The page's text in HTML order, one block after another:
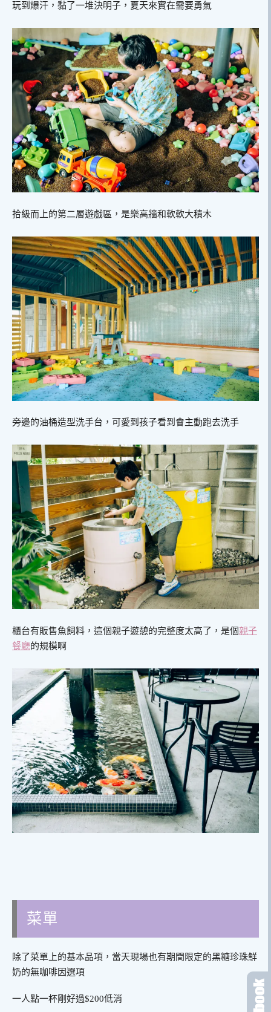
玩到爆汗，黏了一堆決明子，夏天來實在需要勇氣
拾級而上的第二層遊戲區，是樂高牆和軟軟大積木
旁邊的油桶造型洗手台，可愛到孩子看到會主動跑去洗手
櫃台有販售魚飼料，這個親子遊憩的完整度太高了，是個親子
餐廳的規模啊
菜單
除了菜單上的基本品項，當天現場也有期間限定的黑糖珍珠鮮
奶的無咖啡因選項
一人點一杯剛好過$200低消